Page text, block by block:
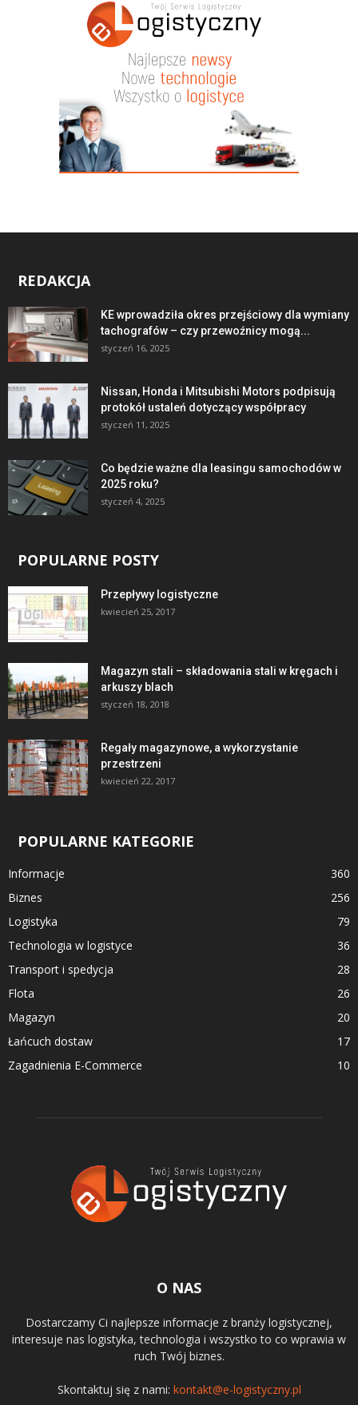
REDAKCJA
KE wprowadziła okres przejściowy dla wymiany
tachografów – czy przewoźnicy mogą...
styczeń 16, 2025
Nissan, Honda i Mitsubishi Motors podpisują
protokół ustaleń dotyczący współpracy
styczeń 11, 2025
Co będzie ważne dla leasingu samochodów w
2025 roku?
styczeń 4, 2025
POPULARNE POSTY
Przepływy logistyczne
kwiecień 25, 2017
Magazyn stali – składowania stali w kręgach i
arkuszy blach
styczeń 18, 2018
Regały magazynowe, a wykorzystanie
przestrzeni
kwiecień 22, 2017
POPULARNE KATEGORIE
Informacje
360
Biznes
256
Logistyka
79
Technologia w logistyce
36
Transport i spedycja
28
Flota
26
Magazyn
20
Łańcuch dostaw
17
Zagadnienia E-Commerce
10
O NAS
Dostarczamy Ci najlepsze informacje z branży logistycznej,
interesuje nas logistyka, technologia i wszystko to co wprawia w
ruch Twój biznes.
Skontaktuj się z nami: kontakt@e-logistyczny.pl